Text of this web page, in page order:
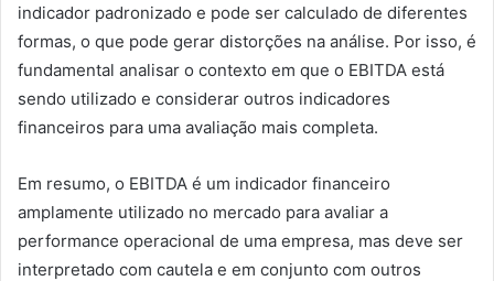
indicador padronizado e pode ser calculado de diferentes
formas, o que pode gerar distorções na análise. Por isso, é
fundamental analisar o contexto em que o EBITDA está
sendo utilizado e considerar outros indicadores
financeiros para uma avaliação mais completa.
Em resumo, o EBITDA é um indicador financeiro
amplamente utilizado no mercado para avaliar a
performance operacional de uma empresa, mas deve ser
interpretado com cautela e em conjunto com outros